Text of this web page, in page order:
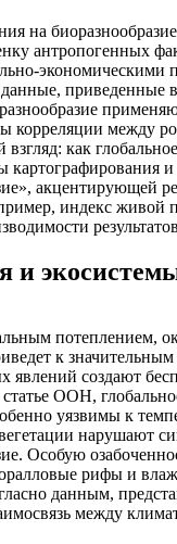
на
антропогенных
экономическими
корреляции между
как
и
акцентирующей
индекс живой
и
потеплением,
к
явлений создают
ООН,
уязвимы к
нарушают
Особую
рифы и
данным,
между